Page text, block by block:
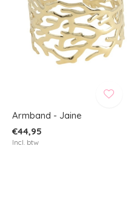
Armband - Jaine
€44,95
Incl. btw